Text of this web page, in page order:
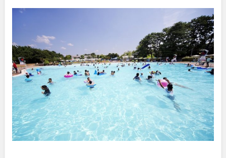
栃木
群馬 埼玉
千葉 東京
神奈川
夜景スポット
Pickup
花の名所
プレーパーク
公園グルメ
美術館
インクルーシブパーク
屋根付き遊び場
花菖蒲
キャンプ場
バスケットゴール
ふわふわドーム
健康遊具
ゲートボール